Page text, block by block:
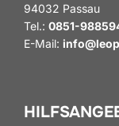
94032 Passau
Tel.: 0851-
E-Mail: